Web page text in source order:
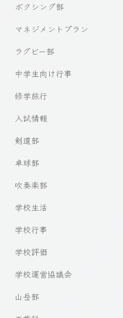
ボクシング部
マネジメントプラン
ラグビー部
中学生向け行事
修学旅行
入試情報
剣道部
卓球部
吹奏楽部
学校生活
学校行事
学校評価
学校運営協議会
山岳部